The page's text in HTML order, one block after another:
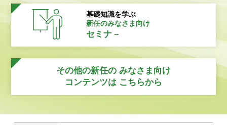
基礎知識を学ぶ
新任のみなさま向け
セミナ－
その他の新任の みなさま向け
コンテンツは こちらから